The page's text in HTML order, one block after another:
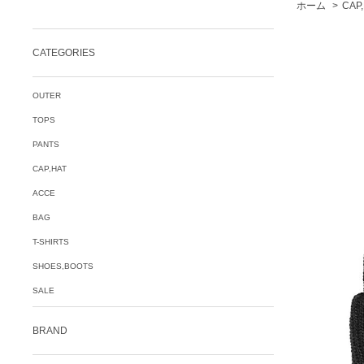
ホーム >
CATEGORIES
OUTER
TOPS
PANTS
CAP,HAT
ACCE
BAG
T-SHIRTS
SHOES,BOOTS
SALE
BRAND